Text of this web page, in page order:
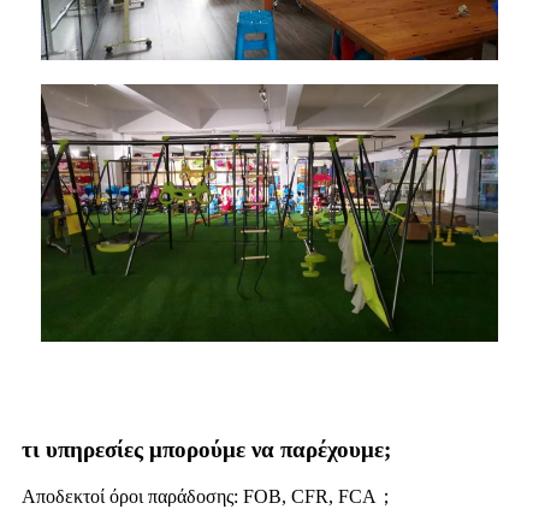
τι υπηρεσίες μπορούμε να παρέχουμε;
Αποδεκτοί όροι παράδοσης: FOB, CFR, FCA；